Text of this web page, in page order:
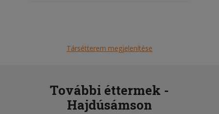
Társétterem megjelenítése
További éttermek -
Hajdúsámson